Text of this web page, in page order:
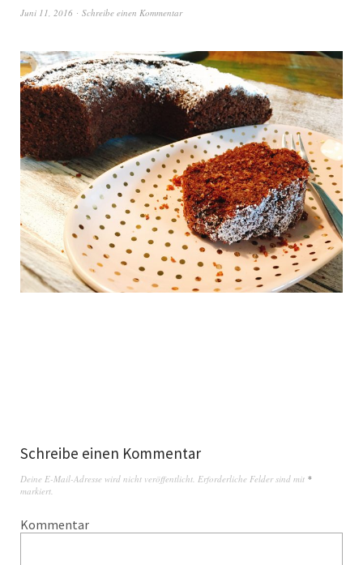
Juni 11, 2016 Schreibe einen Kommentar
Schreibe einen Kommentar
Deine E-Mail-Adresse wird nicht veröffentlicht. Erforderliche Felder sind mit *
markiert.
Kommentar